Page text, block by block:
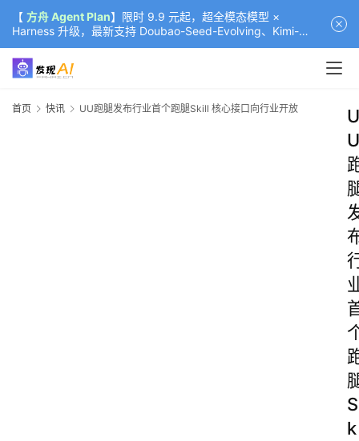
【 方舟 Agent Plan】限时 9.9 元起，超全模态模型 ×
Harness 升级，最新支持 Doubao-Seed-Evolving、Kimi-
K3（部分）、GLM-5.2
首页 快讯 UU跑腿发布行业首个跑腿Skill 核心接口向行业开放
U
U
S
k